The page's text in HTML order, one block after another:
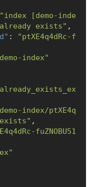
"index [demo-inde
already exists" ,
:
"ptXE4q4dRc-f
index"
index/ptXE4q
exists" ,
fuZNOBU51